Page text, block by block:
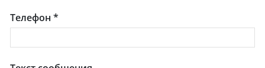
Телефон*